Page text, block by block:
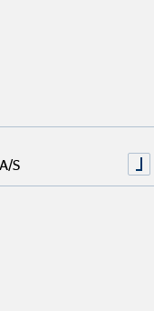
S